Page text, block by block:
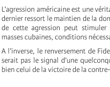
L’agression américaine est une
dernier ressort le maintien de la
de cette agression peut
masses cubaines, conditions
A l’inverse, le renversement de
serait pas le signal d’une
bien celui de la victoire de la